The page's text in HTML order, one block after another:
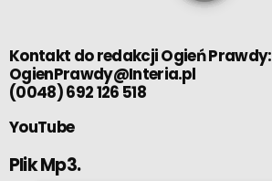
Kontakt do redakcji Ogień Prawdy:
OgienPrawdy@Interia.pl
(0048) 692 126 518
YouTube
Plik Mp3.